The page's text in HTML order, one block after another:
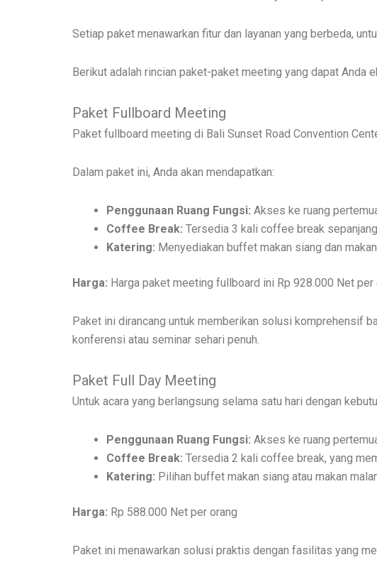
Setiap paket menawarkan fitur dan layanan yang berbeda,
Berikut adalah rincian paket-paket meeting yang dapat Anda
Paket Fullboard Meeting
Paket fullboard meeting di Bali Sunset Road Convention
Dalam paket ini, Anda akan mendapatkan:
Penggunaan Ruang Fungsi: Akses ke ruang
Coffee Break: Tersedia 3 kali coffee break
Katering: Menyediakan buffet makan siang dan
Harga: Harga paket meeting fullboard ini Rp 928.000 Net per
Paket ini dirancang untuk memberikan solusi komprehensif
konferensi atau seminar sehari penuh.
Paket Full Day Meeting
Untuk acara yang berlangsung selama satu hari dengan
Penggunaan Ruang Fungsi: Akses ke ruang
Coffee Break: Tersedia 2 kali coffee break, yang
Katering: Pilihan buffet makan siang atau makan
Harga: Rp 588.000 Net per orang
Paket ini menawarkan solusi praktis dengan fasilitas yang